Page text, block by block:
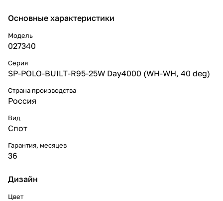
Основные характеристики
Модель
027340
Серия
SP-POLO-BUILT-R95-25W Day4000 (WH-WH, 40 deg)
Страна производства
Россия
Вид
Спот
Гарантия, месяцев
36
Дизайн
Цвет